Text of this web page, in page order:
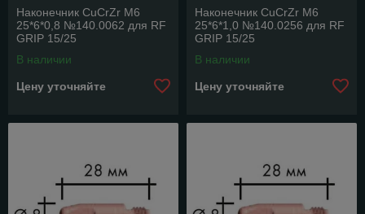
Наконечник CuCrZr M6
25*6*0,8 №140.0062 для RF
GRIP 15/25
В наличии
Цену уточняйте
Наконечник CuCrZr M6
25*6*1,0 №140.0256 для RF
GRIP 15/25
В наличии
Цену уточняйте